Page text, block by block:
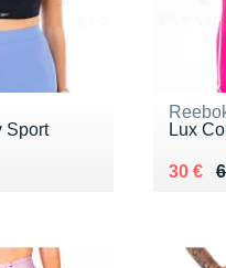
Sport
€
Lux
Au lieu
30 €
Vendu